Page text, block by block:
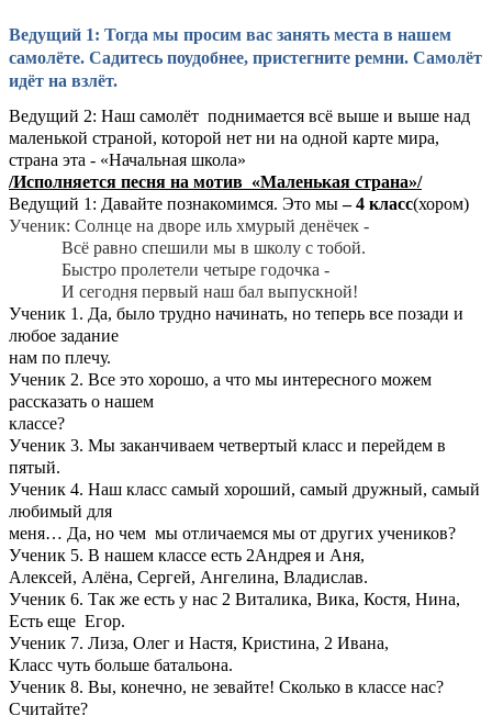
Ведущий 1: Тогда мы просим вас занять места в нашем
самолёте. Садитесь поудобнее, пристегните ремни. Самолёт
идёт на взлёт.
Ведущий 2: Наш самолёт поднимается всё выше и выше над
маленькой страной, которой нет ни на одной карте мира,
страна эта - «Начальная школа»
/Исполняется песня на мотив «Маленькая страна»/
Ведущий 1: Давайте познакомимся. Это мы– 4 класс(хором)
Ученик: Солнце на дворе иль хмурый денёчек -
Всё равно спешили мы в школу с тобой.
Быстро пролетели четыре годочка -
И сегодня первый наш бал выпускной!
Ученик 1. Да, было трудно начинать, но теперь все позади и
любое задание
нам по плечу.
Ученик 2. Все это хорошо, а что мы интересного можем
рассказать о нашем
классе?
Ученик 3. Мы заканчиваем четвертый класс и перейдем в
пятый.
Ученик 4. Наш класс самый хороший, самый дружный, самый
любимый для
меня… Да, но чем мы отличаемся мы от других учеников?
Ученик 5. В нашем классе есть 2Андрея и Аня,
Алексей, Алёна, Сергей, Ангелина, Владислав.
Ученик 6. Так же есть у нас 2 Виталика, Вика, Костя, Нина,
Есть еще Егор.
Ученик 7. Лиза, Олег и Настя, Кристина, 2 Ивана,
Класс чуть больше батальона.
Ученик 8. Вы, конечно, не зевайте! Сколько в классе нас?
Считайте?